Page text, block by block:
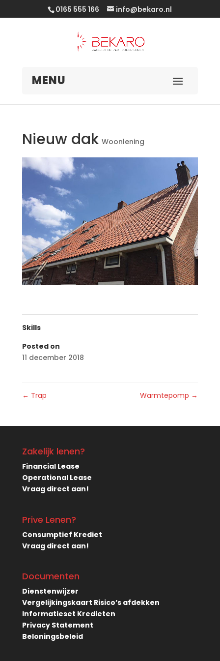
0165 555 166 info@bekaro.nl
Nieuw dak Woonlening
Skills
Posted on
11 december 2018
← Trap Warmtepomp →
Zakelijk lenen?
Financial Lease
Operational Lease
Vraag direct aan!
Prive Lenen?
Consumptief Krediet
Vraag direct aan!
Documenten
Dienstenwijzer
Vergelijkingskaart Risico’s afdekken
Informatieset Kredieten
Privacy Statement
Beloningsbeleid